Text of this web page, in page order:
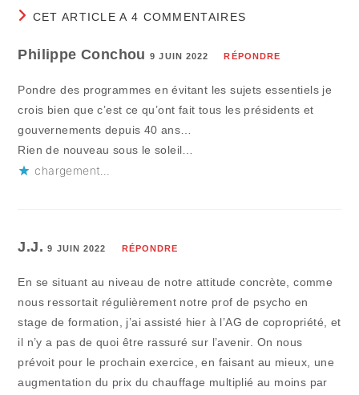
CET ARTICLE A 4 COMMENTAIRES
Philippe Conchou9 JUIN 2022 RÉPONDRE
Pondre des programmes en évitant les sujets essentiels je
crois bien que c’est ce qu’ont fait tous les présidents et
gouvernements depuis 40 ans…
Rien de nouveau sous le soleil…
chargement…
J.J.9 JUIN 2022 RÉPONDRE
En se situant au niveau de notre attitude concrète, comme
nous ressortait régulièrement notre prof de psycho en
stage de formation, j’ai assisté hier à l’AG de copropriété, et
il n’y a pas de quoi être rassuré sur l’avenir. On nous
prévoit pour le prochain exercice, en faisant au mieux, une
augmentation du prix du chauffage multiplié au moins par